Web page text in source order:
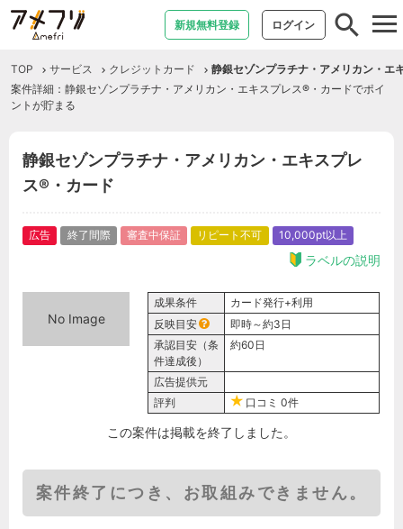
新規無料登録 ログイン
TOP サービス クレジットカード
静銀セゾンプラチナ・アメリカン・エ
案件詳細：静銀セゾンプラチナ・アメリカン・エキスプレス®・カードでポイ
ントが貯まる
静銀セゾンプラチナ・アメリカン・エキスプレ
ス®・カード
広告 終了間際 審査中保証 リピート不可 10,000pt以上
ラベルの説明
No Image
成果条件
カード発行+利用
反映目安
即時～約3日
承認目安（条
件達成後）
約60日
広告提供元
評判
口コミ 0件
この案件は掲載を終了しました。
案件終了につき、お取組みできません。